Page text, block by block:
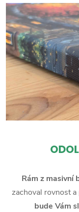
Rám z masivní
zachoval rovnost
bude Vám